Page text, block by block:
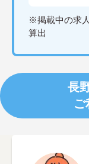
※掲載中の求
算出
長
ご